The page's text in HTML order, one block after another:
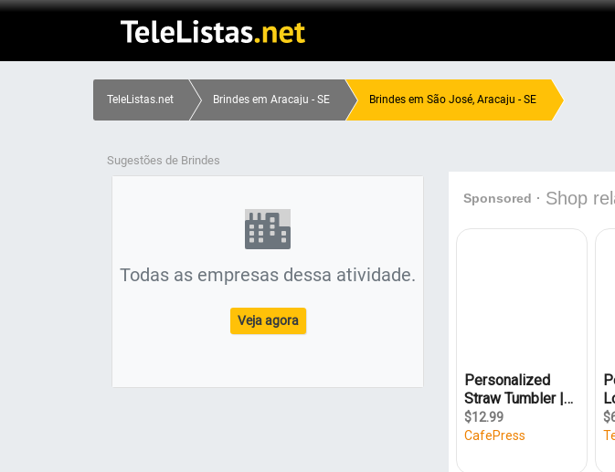
TeleListas.net Brindes em Aracaju - SE Brindes em São José, Aracaju - SE
Sugestões de Brindes
Todas as empresas dessa atividade.
Veja agora